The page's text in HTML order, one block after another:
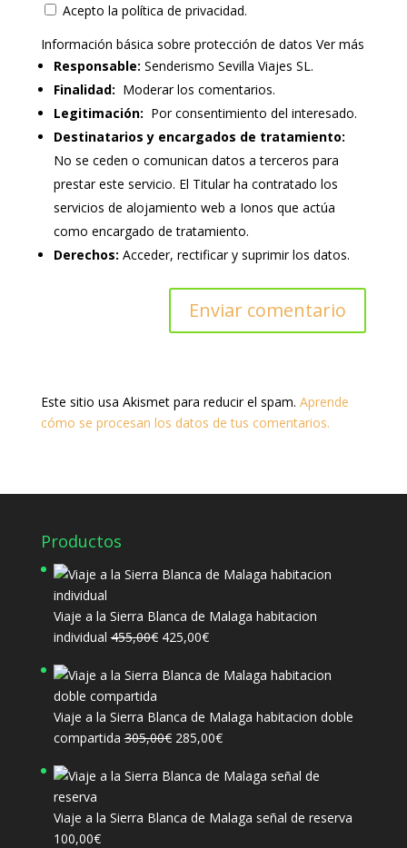
Acepto la política de privacidad.
Información básica sobre protección de datos Ver más
Responsable: Senderismo Sevilla Viajes SL.
Finalidad: Moderar los comentarios.
Legitimación: Por consentimiento del interesado.
Destinatarios y encargados de tratamiento:
No se ceden o comunican datos a terceros para
prestar este servicio. El Titular ha contratado los
servicios de alojamiento web a Ionos que actúa
como encargado de tratamiento.
Derechos: Acceder, rectificar y suprimir los datos.
Este sitio usa Akismet para reducir el spam. Aprende
cómo se procesan los datos de tus comentarios.
Productos
Viaje a la Sierra Blanca de Malaga habitacion
individual 455,00€ El
original
455,00€.
425,00€El
actual
425,00€.
Viaje a la Sierra Blanca de Malaga habitacion doble
compartida 305,00€ El
original
305,00€.
285,00€El
actual
285,00€.
Viaje a la Sierra Blanca de Malaga señal de reserva
100,00€